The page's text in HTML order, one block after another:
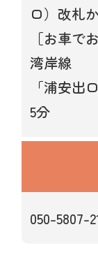
口）改札
［お車で
湾岸線
「浦安出
5分
050-5807-